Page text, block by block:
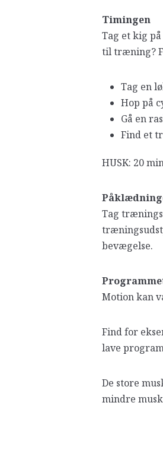
Timingen
Tag et kig
til træning?
Tag en
Hop på
Gå en
Find et
HUSK: 20
Tag
bevægelse.
Motion kan
Find for
lave
De store
mindre